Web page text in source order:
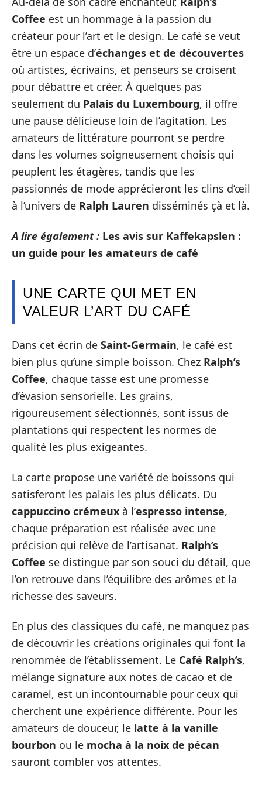
Coffee est un hommage à la passion du
créateur pour l’art et le design. Le café se veut
être un espace d’échanges et de découvertes
où artistes, écrivains, et penseurs se croisent
pour débattre et créer. À quelques pas
seulement du Palais du Luxembourg, il offre
une pause délicieuse loin de l’agitation. Les
amateurs de littérature pourront se perdre
dans les volumes soigneusement choisis qui
peuplent les étagères, tandis que les
passionnés de mode apprécieront les clins d’œil
à l’univers de Ralph Lauren disséminés çà et là.
A lire également : Les avis sur Kaffekapslen :
un guide pour les amateurs de café
UNE CARTE QUI MET EN
VALEUR L’ART DU CAFÉ
Dans cet écrin de Saint-Germain, le café est
bien plus qu’une simple boisson. Chez Ralph’s
Coffee, chaque tasse est une promesse
d’évasion sensorielle. Les grains,
rigoureusement sélectionnés, sont issus de
plantations qui respectent les normes de
qualité les plus exigeantes.
La carte propose une variété de boissons qui
satisferont les palais les plus délicats. Du
cappuccino crémeux à l’espresso intense,
chaque préparation est réalisée avec une
précision qui relève de l’artisanat. Ralph’s
Coffee se distingue par son souci du détail, que
l’on retrouve dans l’équilibre des arômes et la
richesse des saveurs.
En plus des classiques du café, ne manquez pas
de découvrir les créations originales qui font la
renommée de l’établissement. Le Café Ralph’s,
mélange signature aux notes de cacao et de
caramel, est un incontournable pour ceux qui
cherchent une expérience différente. Pour les
amateurs de douceur, le latte à la vanille
bourbon ou le mocha à la noix de pécan
sauront combler vos attentes.